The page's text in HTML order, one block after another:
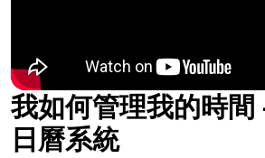
我如何管理我的時
日曆系統